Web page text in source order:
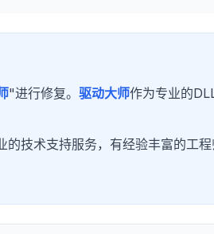
"进行修复。 驱动大师作为专业的
的技术支持服务，有经验丰富的工程